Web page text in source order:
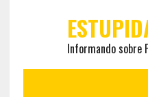
Informando sobre